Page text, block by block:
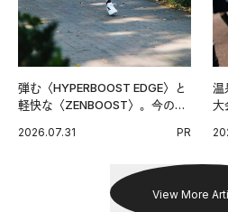
弾む〈HYPERBOOST EDGE〉と
軽快な〈ZENBOOST〉。今の時
出した新機軸。
2026.07.31 PR
温
大
戦
View More